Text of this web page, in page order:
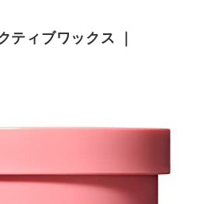
ティブワックス